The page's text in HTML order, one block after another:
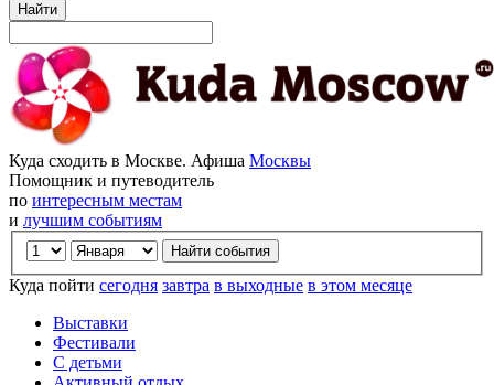
Найти
Куда сходить в Москве. Афиша Москвы
Помощник и путеводитель
по интересным местам
и лучшим событиям
Куда пойти сегодня завтра в выходные в этом месяце
Выставки
Фестивали
С детьми